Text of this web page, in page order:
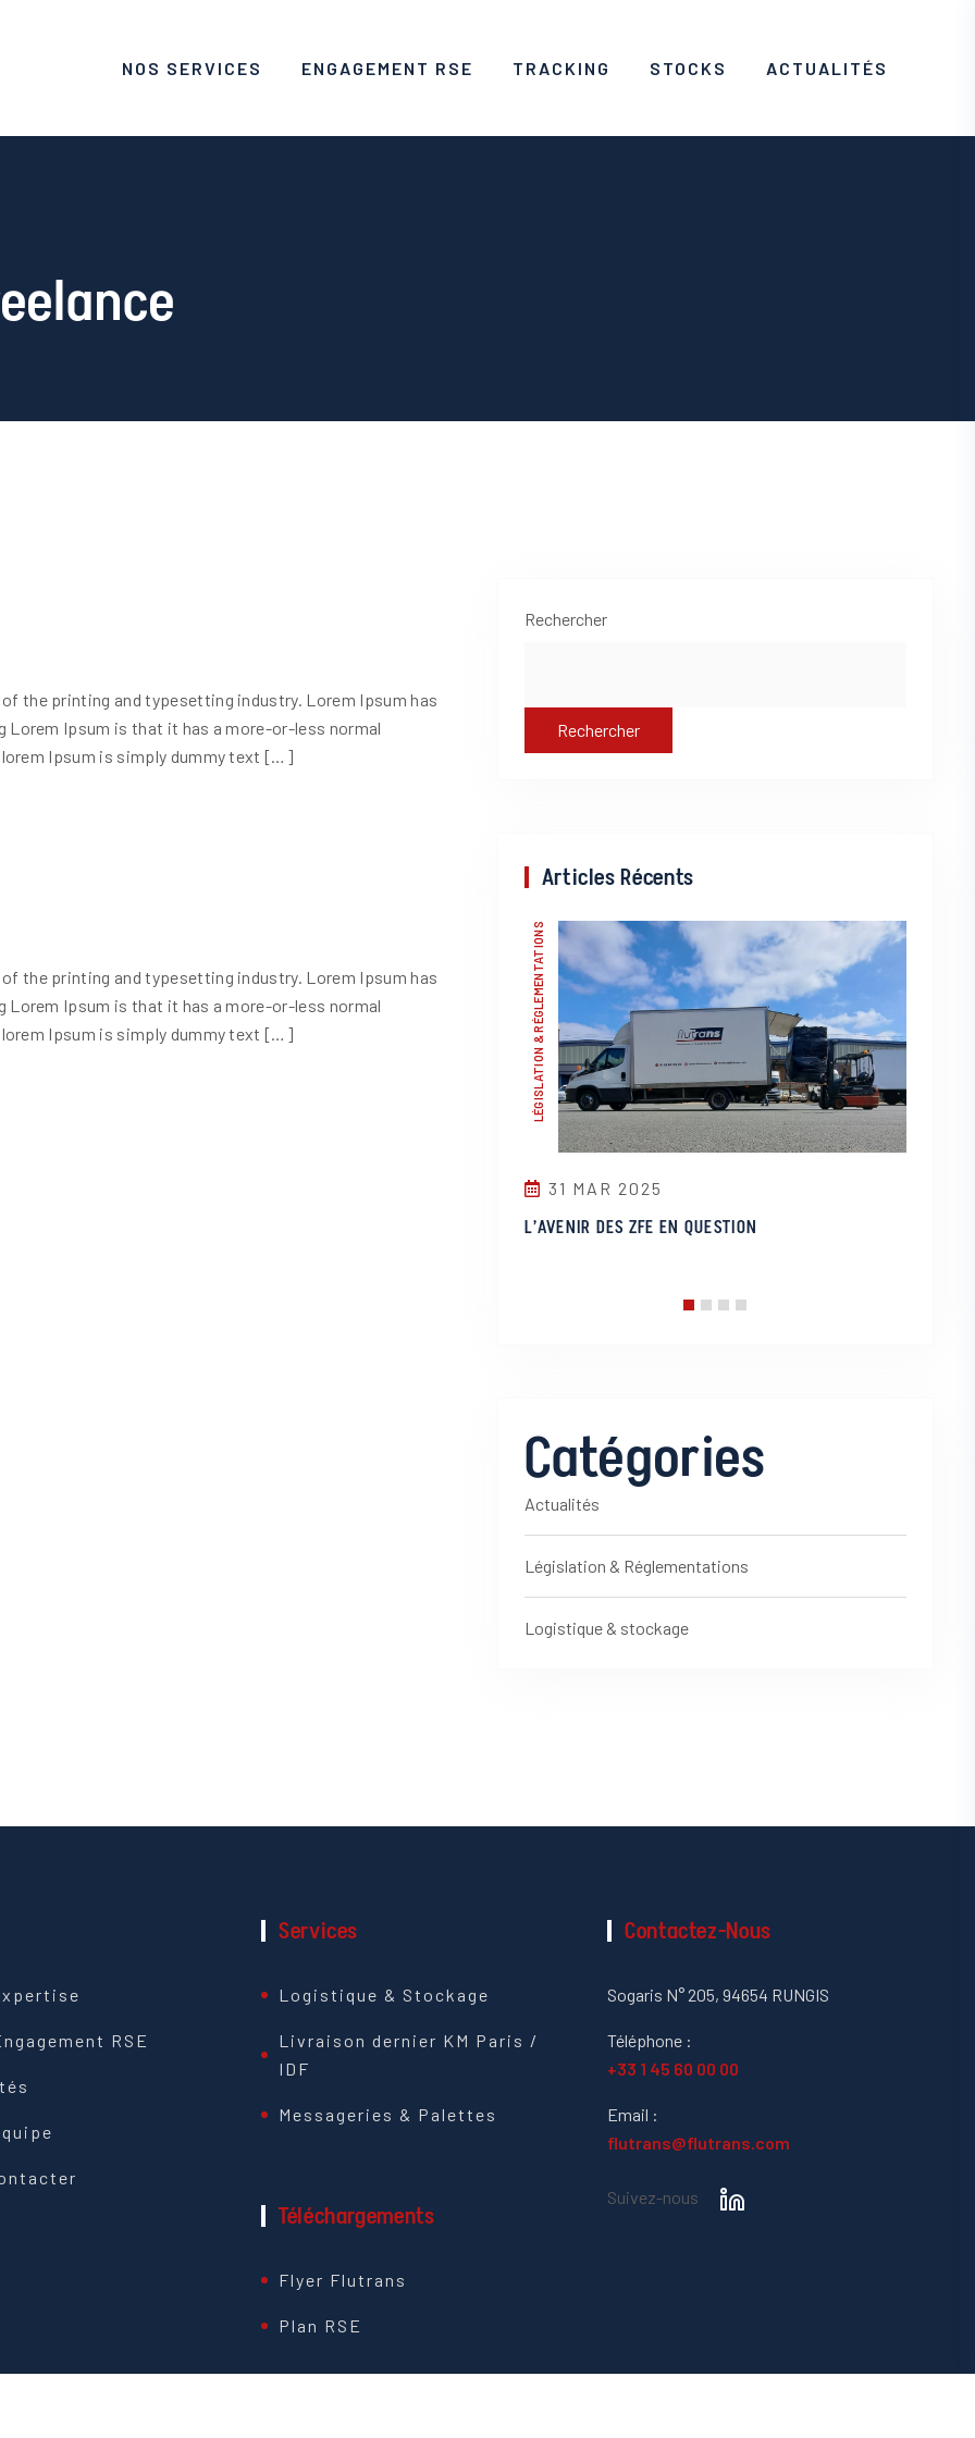
NOS SERVICES ENGAGEMENT RSE TRACKING STOCKS ACTUALITÉS
the printing and typesetting industry. Lorem Ipsum has
Lorem Ipsum is that it has a more-or-less normal
Ipsum is simply dummy text […]
the printing and typesetting industry. Lorem Ipsum has
Lorem Ipsum is that it has a more-or-less normal
Ipsum is simply dummy text […]
Asides
Rechercher
Rechercher
Articles Récents
LOGISTIQUE & STOCKAGE LÉGISLATION & RÉGLEMENTATIONS
31 MAR 2025
L’AVENIR DES ZFE EN QUESTION
Catégories
Actualités
Législation & Réglementations
Logistique & stockage
RSE
Services
Logistique & Stockage
Livraison dernier KM Paris /
IDF
Messageries & Palettes
Téléchargements
Flyer Flutrans
Plan RSE
Contactez-Nous
Sogaris N° 205, 94654 RUNGIS
Téléphone :
+33 1 45 60 00 00
Email :
flutrans@flutrans.com
Suivez-nous